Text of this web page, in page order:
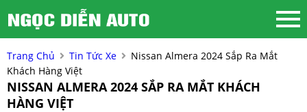
Trang Chủ Tin Tức Xe
Nissan Almera 2024 Sắp Ra Mắt
Khách Hàng Việt
NISSAN ALMERA 2024 SẮP RA MẮT KHÁCH
HÀNG VIỆT